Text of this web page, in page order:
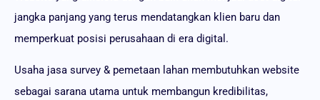
jangka panjang yang terus mendatangkan klien baru dan
memperkuat posisi perusahaan di era digital.
Usaha jasa survey & pemetaan lahan membutuhkan website
sebagai sarana utama untuk membangun kredibilitas,